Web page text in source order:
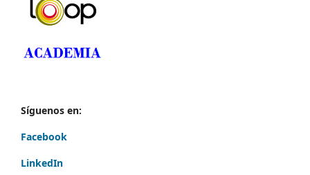
Síguenos en:
Facebook
LinkedIn